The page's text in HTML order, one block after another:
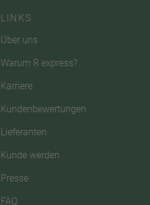
LINKS
Über uns
Warum R express?
Karriere
Kundenbewertungen
Lieferanten
Kunde werden
Presse
FAQ